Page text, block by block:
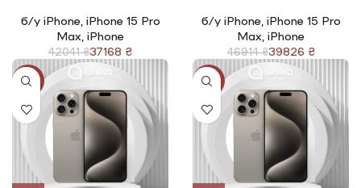
б/у iPhone, iPhone 15 Pro
Max iPhone
42041₴37168 ₴
б/у iPhone, iPhone 15 Pro
Max iPhone
46914₴39826 ₴
-17% -17%